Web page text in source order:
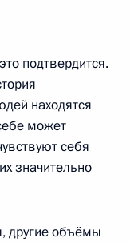
подтвердится.
находятся
может
себя
значительно
другие объёмы